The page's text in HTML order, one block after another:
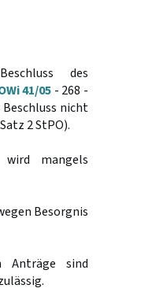
des
41/05 - 268 -
nicht
2 StPO).
mangels
Besorgnis
Anträge sind